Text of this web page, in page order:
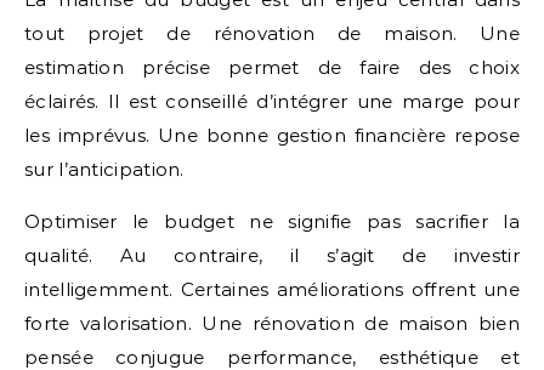
tout projet de rénovation de maison. Une
estimation précise permet de faire des choix
éclairés. Il est conseillé d’intégrer une marge pour
les imprévus. Une bonne gestion financière repose
sur l’anticipation.
Optimiser le budget ne signifie pas sacrifier la
qualité. Au contraire, il s’agit de investir
intelligemment. Certaines améliorations offrent une
forte valorisation. Une rénovation de maison bien
pensée conjugue performance, esthétique et